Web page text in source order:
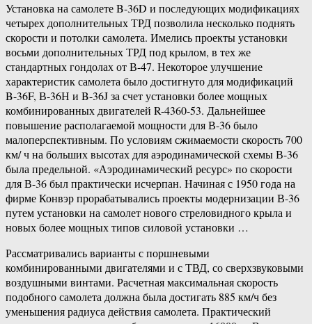
Установка на самолете B-36D и последующих модификациях
четырех дополнительных ТРД позволила несколько поднять
скорости и потолки самолета. Имелись проекты установки
восьми дополнительных ТРД под крылом, в тех же
стандартных гондолах от В-47. Некоторое улучшение
характеристик самолета было достигнуто для модификаций
B-36F, В-36Н и B-36J за счет установки более мощных
комбинированных двигателей R-4360-53. Дальнейшее
повышение располагаемой мощности для В-36 было
малоперспективным. По условиям сжимаемости скорость 700
км/ ч на больших высотах для аэродинамической схемы В-36
была предельной. «Аэродинамический ресурс» по скорости
для В-36 был практически исчерпан. Начиная с 1950 года на
фирме Конвэр прорабатывались проекты модернизации В-36
путем установки на самолет нового стреловидного крыла и
новых более мощных типов силовой установки …
Рассматривались варианты с поршневыми
комбинированными двигателями и с ТВД, со сверхзвуковыми
воздушными винтами. Расчетная максимальная скорость
подобного самолета должна была достигать 885 км/ч без
уменьшения радиуса действия самолета. Практический